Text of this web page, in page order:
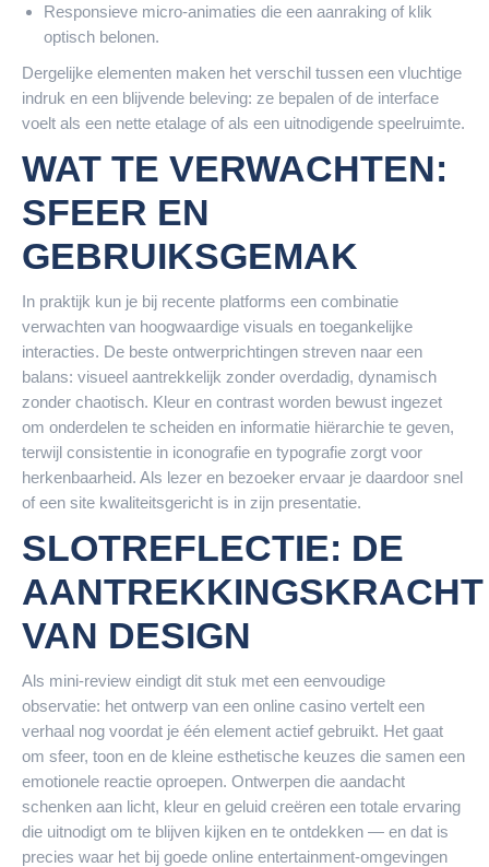
Responsieve micro-animaties die een aanraking of klik
optisch belonen.
Dergelijke elementen maken het verschil tussen een vluchtige
indruk en een blijvende beleving: ze bepalen of de interface
voelt als een nette etalage of als een uitnodigende speelruimte.
WAT TE VERWACHTEN:
SFEER EN
GEBRUIKSGEMAK
In praktijk kun je bij recente platforms een combinatie
verwachten van hoogwaardige visuals en toegankelijke
interacties. De beste ontwerprichtingen streven naar een
balans: visueel aantrekkelijk zonder overdadig, dynamisch
zonder chaotisch. Kleur en contrast worden bewust ingezet
om onderdelen te scheiden en informatie hiërarchie te geven,
terwijl consistentie in iconografie en typografie zorgt voor
herkenbaarheid. Als lezer en bezoeker ervaar je daardoor snel
of een site kwaliteitsgericht is in zijn presentatie.
SLOTREFLECTIE: DE
AANTREKKINGSKRACHT
VAN DESIGN
Als mini-review eindigt dit stuk met een eenvoudige
observatie: het ontwerp van een online casino vertelt een
verhaal nog voordat je één element actief gebruikt. Het gaat
om sfeer, toon en de kleine esthetische keuzes die samen een
emotionele reactie oproepen. Ontwerpen die aandacht
schenken aan licht, kleur en geluid creëren een totale ervaring
die uitnodigt om te blijven kijken en te ontdekken — en dat is
precies waar het bij goede online entertainment-omgevingen